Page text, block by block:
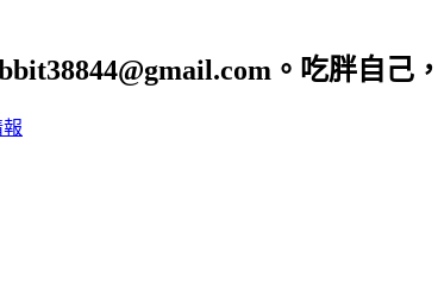
。吃胖自己